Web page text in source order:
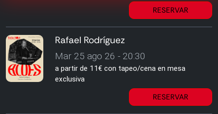
RESERVAR
Rafael Rodríguez
Mar 25 ago 26 - 20:30
a partir de 11€ con tapeo/cena en mesa
exclusiva
RESERVAR